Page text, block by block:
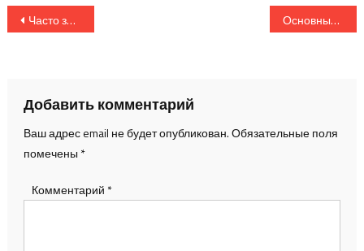
Навигация
Часто задаваемые вопросы о съемке в RAW и JPEG — что выбрать? Основные ошибки при создании визуального контента и как их избежать
Добавить комментарий
Ваш адрес email не будет опубликован.Обязательные поля
помечены *
Комментарий *